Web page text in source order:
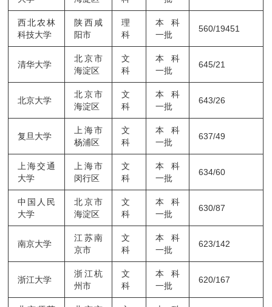
西北农林
科技大学
陕西咸
阳市
理
科
本科
一批
560/19451
清华大学
北京市
海淀区
文
科
本科
一批
645/21
北京大学
北京市
海淀区
文
科
本科
一批
643/26
复旦大学
上海市
杨浦区
文
科
本科
一批
637/49
上海交通
大学
上海市
闵行区
文
科
本科
一批
634/60
中国人民
大学
北京市
海淀区
文
科
本科
一批
630/87
南京大学
江苏南
京市
文
科
本科
一批
623/142
浙江大学
浙江杭
州市
文
科
本科
一批
620/167